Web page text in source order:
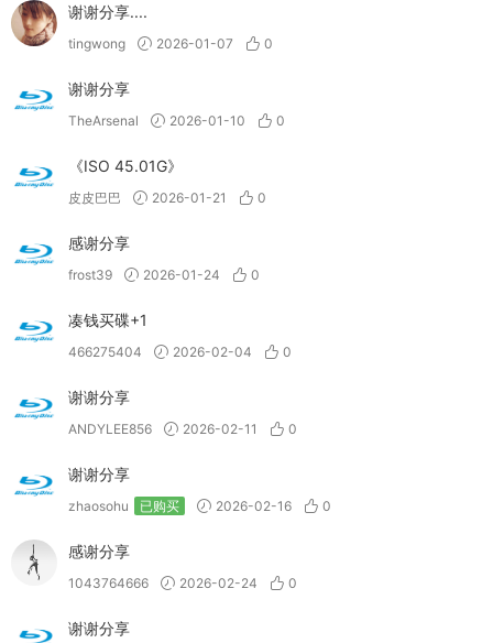
谢谢分享....
tingwong 2026-01-07 0
谢谢分享
TheArsenal 2026-01-10 0
《ISO 45.01G》
皮皮巴巴 2026-01-21 0
感谢分享
frost39 2026-01-24 0
凑钱买碟+1
466275404 2026-02-04 0
谢谢分享
ANDYLEE856 2026-02-11 0
谢谢分享
zhaosohu 已购买 2026-02-16 0
感谢分享
1043764666 2026-02-24 0
谢谢分享